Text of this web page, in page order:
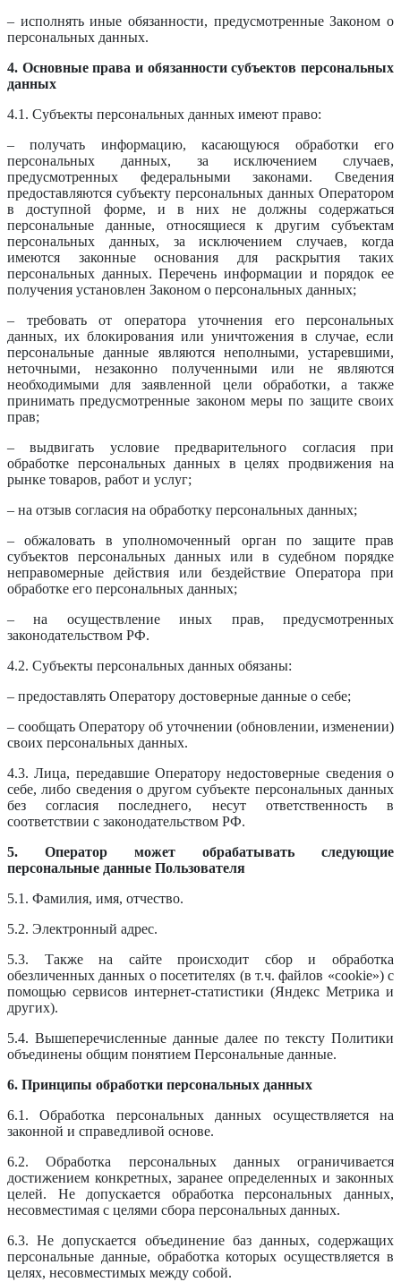
– исполнять иные обязанности, предусмотренные Законом о
персональных данных.
4. Основные права и обязанности субъектов персональных
данных
4.1. Субъекты персональных данных имеют право:
– получать информацию, касающуюся обработки его
персональных данных, за исключением случаев,
предусмотренных федеральными законами. Сведения
предоставляются субъекту персональных данных Оператором
в доступной форме, и в них не должны содержаться
персональные данные, относящиеся к другим субъектам
персональных данных, за исключением случаев, когда
имеются законные основания для раскрытия таких
персональных данных. Перечень информации и порядок ее
получения установлен Законом о персональных данных;
– требовать от оператора уточнения его персональных
данных, их блокирования или уничтожения в случае, если
персональные данные являются неполными, устаревшими,
неточными, незаконно полученными или не являются
необходимыми для заявленной цели обработки, а также
принимать предусмотренные законом меры по защите своих
прав;
– выдвигать условие предварительного согласия при
обработке персональных данных в целях продвижения на
рынке товаров, работ и услуг;
– на отзыв согласия на обработку персональных данных;
– обжаловать в уполномоченный орган по защите прав
субъектов персональных данных или в судебном порядке
неправомерные действия или бездействие Оператора при
обработке его персональных данных;
– на осуществление иных прав, предусмотренных
законодательством РФ.
4.2. Субъекты персональных данных обязаны:
– предоставлять Оператору достоверные данные о себе;
– сообщать Оператору об уточнении (обновлении, изменении)
своих персональных данных.
4.3. Лица, передавшие Оператору недостоверные сведения о
себе, либо сведения о другом субъекте персональных данных
без согласия последнего, несут ответственность в
соответствии с законодательством РФ.
5. Оператор может обрабатывать следующие
персональные данные Пользователя
5.1. Фамилия, имя, отчество.
5.2. Электронный адрес.
5.3. Также на сайте происходит сбор и обработка
обезличенных данных о посетителях (в т.ч. файлов «cookie») с
помощью сервисов интернет-статистики (Яндекс Метрика и
других).
5.4. Вышеперечисленные данные далее по тексту Политики
объединены общим понятием Персональные данные.
6. Принципы обработки персональных данных
6.1. Обработка персональных данных осуществляется на
законной и справедливой основе.
6.2. Обработка персональных данных ограничивается
достижением конкретных, заранее определенных и законных
целей. Не допускается обработка персональных данных,
несовместимая с целями сбора персональных данных.
6.3. Не допускается объединение баз данных, содержащих
персональные данные, обработка которых осуществляется в
целях, несовместимых между собой.